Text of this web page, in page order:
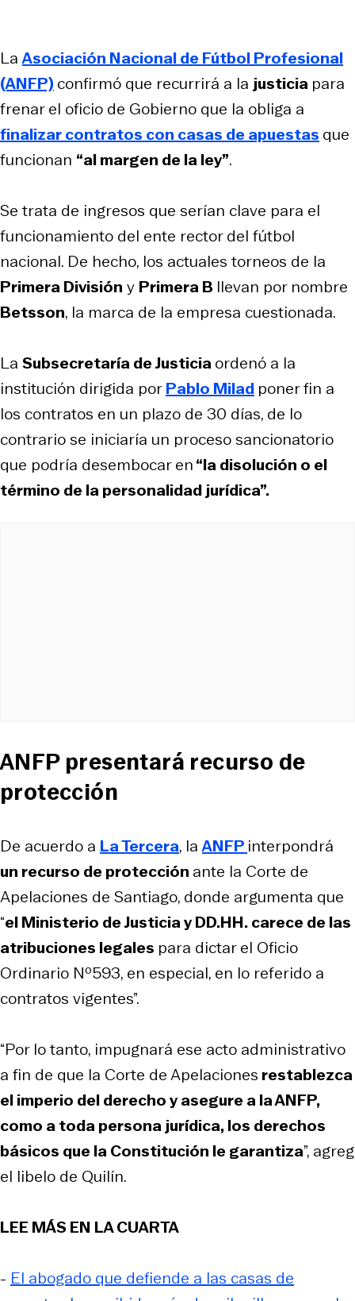
LaAsociación Nacional de Fútbol Profesional
(ANFP) confirmó que recurrirá a la justicia para
frenar el oficio de Gobierno que la obliga a
finalizar contratos con casas de apuestas que
funcionan “al margen de la ley”.
Se trata de ingresos que serían clave para el
funcionamiento del ente rector del fútbol
nacional. De hecho, los actuales torneos de la
Primera División y Primera B llevan por nombre
Betsson, la marca de la empresa cuestionada.
La Subsecretaría de Justiciaordenó a la
institución dirigida porPablo Milad poner fin a
los contratos en un plazo de 30 días, de lo
contrario se iniciaría un proceso sancionatorio
que podría desembocar en“la disolución o el
término de la personalidad jurídica”.
ANFP presentará recurso de
protección
De acuerdo a La Tercera, laANFP interpondrá
un recurso de protección ante la Corte de
Apelaciones de Santiago, donde argumenta que
“el Ministerio de Justicia y DD.HH. carece de las
atribuciones legales para dictar el Oficio
Ordinario Nº593, en especial, en lo referido a
contratos vigentes”.
“Por lo tanto, impugnará ese acto administrativo
a fin de que la Corte de Apelaciones restablezca
el imperio del derecho y asegure a la ANFP,
como a toda persona jurídica, los derechos
básicos que la Constitución le garantiza”, agreg
el libelo de Quilín.
LEE MÁS EN LA CUARTA
- El abogado que defiende a las casas de